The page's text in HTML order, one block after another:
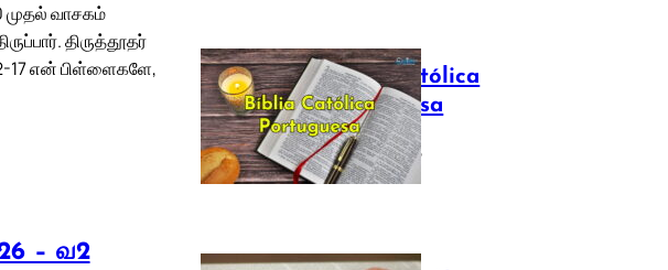
முதல் வாசகம்
திருத்தூதர்
17 என் பிள்ளைகளே,
– வ2
Bíblia Católica
Portuguesa
July 16, 2025